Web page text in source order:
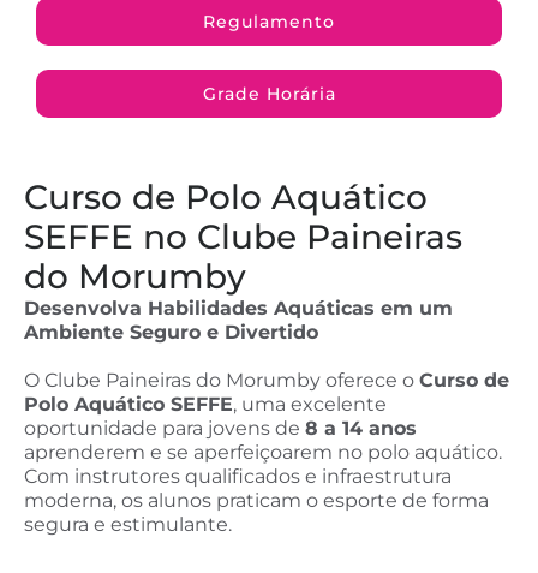
Regulamento
Grade Horária
Curso de Polo Aquático
SEFFE no Clube Paineiras
do Morumby
Desenvolva Habilidades Aquáticas em um
Ambiente Seguro e Divertido
O Clube Paineiras do Morumby oferece o Curso de
Polo Aquático SEFFE, uma excelente
oportunidade para jovens de 8 a 14 anos
aprenderem e se aperfeiçoarem no polo aquático.
Com instrutores qualificados e infraestrutura
moderna, os alunos praticam o esporte de forma
segura e estimulante.